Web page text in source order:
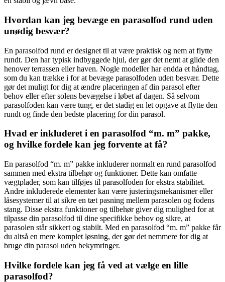
Hvordan kan jeg bevæge en parasolfod rund uden
unødig besvær?
En parasolfod rund er designet til at være praktisk og nem at flytte
rundt. Den har typisk indbyggede hjul, der gør det nemt at glide den
henover terrassen eller haven. Nogle modeller har endda et håndtag,
som du kan trække i for at bevæge parasolfoden uden besvær. Dette
gør det muligt for dig at ændre placeringen af din parasol efter
behov eller efter solens bevægelse i løbet af dagen. Så selvom
parasolfoden kan være tung, er det stadig en let opgave at flytte den
rundt og finde den bedste placering for din parasol.
Hvad er inkluderet i en parasolfod “m. m” pakke,
og hvilke fordele kan jeg forvente at få?
En parasolfod “m. m” pakke inkluderer normalt en rund parasolfod
sammen med ekstra tilbehør og funktioner. Dette kan omfatte
vægtplader, som kan tilføjes til parasolfoden for ekstra stabilitet.
Andre inkluderede elementer kan være justeringsmekanismer eller
låsesystemer til at sikre en tæt pasning mellem parasolen og fodens
stang. Disse ekstra funktioner og tilbehør giver dig mulighed for at
tilpasse din parasolfod til dine specifikke behov og sikre, at
parasolen står sikkert og stabilt. Med en parasolfod “m. m” pakke får
du altså en mere komplet løsning, der gør det nemmere for dig at
bruge din parasol uden bekymringer.
Hvilke fordele kan jeg få ved at vælge en lille
parasolfod?